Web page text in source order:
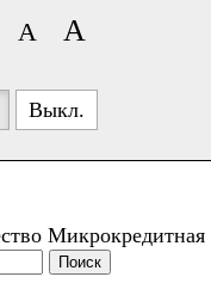
А А
Выкл.д. 175 Б, 2 этаж,
Микрокредитная
Поиск